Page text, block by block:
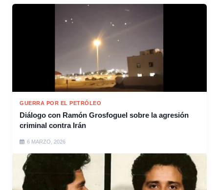
GUERRA POR EL PETRÓLEO
Diálogo con Ramón Grosfoguel sobre la agresión
criminal contra Irán
6 MARZO, 2026